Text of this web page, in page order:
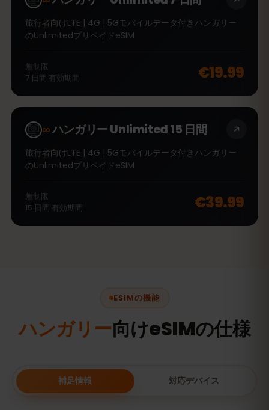
旅行者向けLTE | 4G | 5Gモバイルデータ付きハンガリー
のUnlimitedプリペイドeSIM
無制限
7 日間 有効期間 €19.99
∞ハンガリー Unlimited 15 日間
旅行者向けLTE | 4G | 5Gモバイルデータ付きハンガリー
のUnlimitedプリペイドeSIM
無制限
15 日間 有効期間 €39.99
ESIMの機能
ハンガリー向けeSIMの仕様
補足情報 対応デバイス